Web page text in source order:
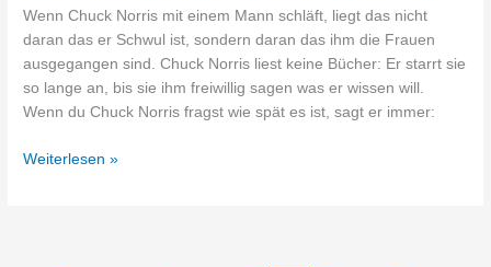
Wenn Chuck Norris mit einem Mann schläft, liegt das nicht
daran das er Schwul ist, sondern daran das ihm die Frauen
ausgegangen sind. Chuck Norris liest keine Bücher: Er starrt sie
so lange an, bis sie ihm freiwillig sagen was er wissen will.
Wenn du Chuck Norris fragst wie spät es ist, sagt er immer:
Chuck
Weiterlesen »